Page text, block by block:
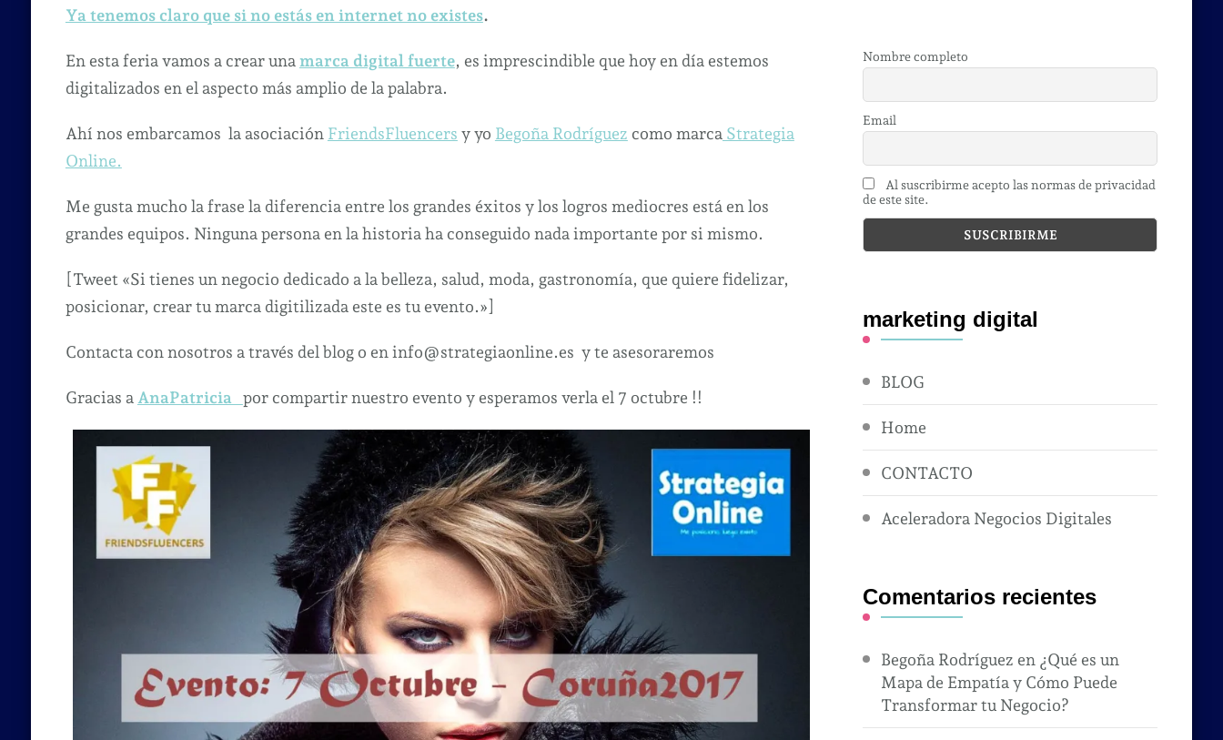
hacer
y
posicionar
marca
Ya tenemos claro que si no estás en internet no existes.
En esta feria vamos a crear una marca digital fuerte, es imprescindible que hoy en día estemos
digitalizados en el aspecto más amplio de la palabra.
Ahí nos embarcamos la asociación FriendsFluencers y yo Begoña Rodríguez como marca Strategia
Online.
Me gusta mucho la frase la diferencia entre los grandes éxitos y los logros mediocres está en los
grandes equipos. Ninguna persona en la historia ha conseguido nada importante por si mismo.
[Tweet «Si tienes un negocio dedicado a la belleza, salud, moda, gastronomía, que quiere fidelizar,
posicionar, crear tu marca digitilizada este es tu evento.»]
Contacta con nosotros a través del blog o en info@strategiaonline.es y te asesoraremos
Gracias a AnaPatricia por compartir nuestro evento y esperamos verla el 7 octubre !!
Nombre completo
Email
Al suscribirme acepto las normas de privacidad
de este site.
marketing digital
BLOG
Home
CONTACTO
Aceleradora Negocios Digitales
Comentarios recientes
Begoña Rodríguez en ¿Qué es un
Mapa de Empatía y Cómo Puede
Transformar tu Negocio?